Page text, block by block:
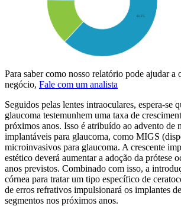
Para saber como nosso relatório pode ajudar a
negócio, Fale com um analista
Seguidos pelas lentes intraoculares, espera-se
glaucoma testemunhem uma taxa de
próximos anos. Isso é atribuído ao advento de
implantáveis ​​​​para glaucoma, como MIGS
microinvasivos para glaucoma. A crescente
estético deverá aumentar a adoção da prótese
anos previstos. Combinado com isso, a
córnea para tratar um tipo específico de
de erros refrativos impulsionará os implantes
segmentos nos próximos anos.